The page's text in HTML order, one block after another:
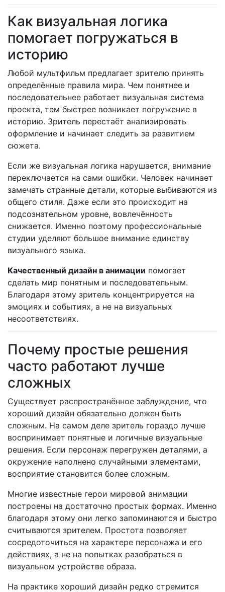
Как визуальная логика
помогает погружаться в
историю
Любой мультфильм предлагает зрителю принять
определённые правила мира. Чем понятнее и
последовательнее работает визуальная система
проекта, тем быстрее возникает погружение в
историю. Зритель перестаёт анализировать
оформление и начинает следить за развитием
сюжета.
Если же визуальная логика нарушается, внимание
переключается на сами ошибки. Человек начинает
замечать странные детали, которые выбиваются из
общего стиля. Даже если это происходит на
подсознательном уровне, вовлечённость
снижается. Именно поэтому профессиональные
студии уделяют большое внимание единству
визуального языка.
Качественный дизайн в анимации помогает
сделать мир понятным и последовательным.
Благодаря этому зритель концентрируется на
эмоциях и событиях, а не на визуальных
несоответствиях.
Почему простые решения
часто работают лучше
сложных
Существует распространённое заблуждение, что
хороший дизайн обязательно должен быть
сложным. На самом деле зритель гораздо лучше
воспринимает понятные и логичные визуальные
решения. Если персонаж перегружен деталями, а
окружение наполнено случайными элементами,
восприятие становится более сложным.
Многие известные герои мировой анимации
построены на достаточно простых формах. Именно
благодаря этому они легко запоминаются и быстро
считываются зрителем. Простота позволяет
сосредоточиться на характере персонажа и его
действиях, а не на попытках разобраться в
визуальном устройстве образа.
На практике хороший дизайн редко стремится